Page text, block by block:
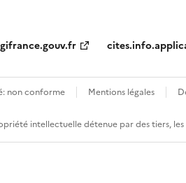
non conforme Mentions légales
intellectuelle détenue par des tiers,